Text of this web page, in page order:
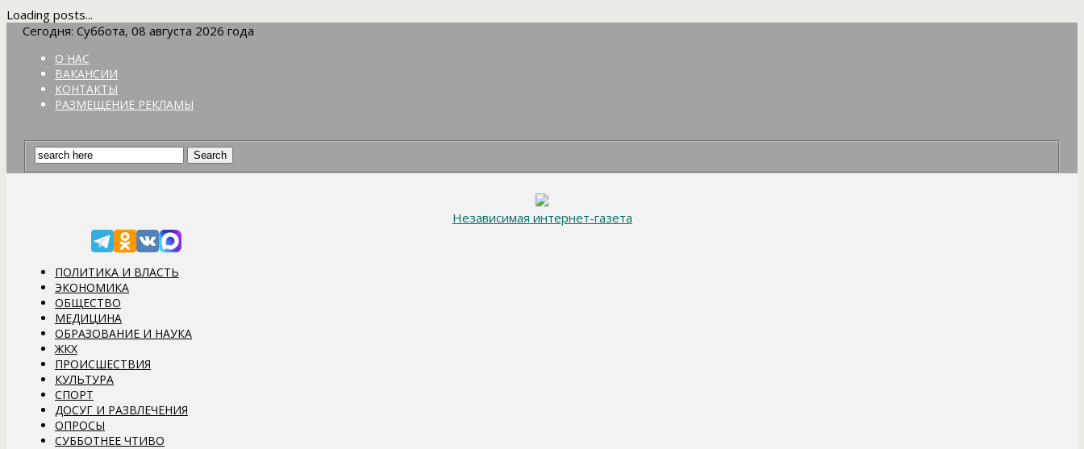
Loading posts...
Сегодня: Суббота, 08 августа 2026 года
О НАС
ВАКАНСИИ
КОНТАКТЫ
РАЗМЕЩЕНИЕ РЕКЛАМЫ
Независимая интернет-газета
ПОЛИТИКА И ВЛАСТЬ
ЭКОНОМИКА
ОБЩЕСТВО
МЕДИЦИНА
ОБРАЗОВАНИЕ И НАУКА
ЖКХ
ПРОИСШЕСТВИЯ
КУЛЬТУРА
СПОРТ
ДОСУГ И РАЗВЛЕЧЕНИЯ
ОПРОСЫ
СУББОТНЕЕ ЧТИВО